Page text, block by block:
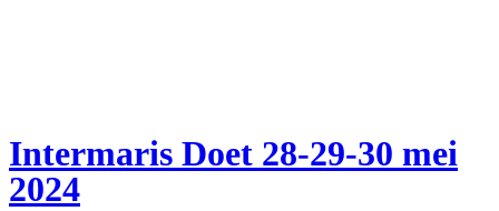
Intermaris Doet 28-29-30 mei
2024